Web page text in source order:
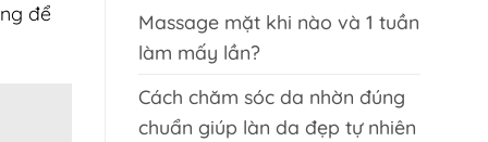
để
Massage mặt khi nào và 1 tuần
làm mấy lần?
Cách chăm sóc da nhờn đúng
chuẩn giúp làn da đẹp tự nhiên